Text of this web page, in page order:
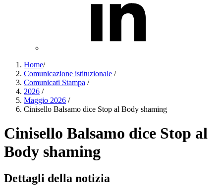
Home/
Comunicazione istituzionale /
Comunicati Stampa /
2026 /
Maggio 2026 /
Cinisello Balsamo dice Stop al Body shaming
Cinisello Balsamo dice Stop al
Body shaming
Dettagli della notizia